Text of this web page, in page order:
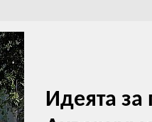
Идеята за